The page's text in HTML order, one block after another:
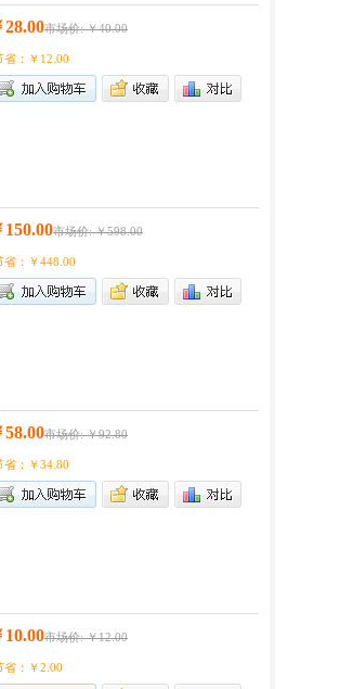
28.00市场价: ￥40.00
省：￥12.00
150.00市场价: ￥598.00
省：￥448.00
58.00市场价: ￥92.80
省：￥34.80
10.00市场价: ￥12.00
省：￥2.00